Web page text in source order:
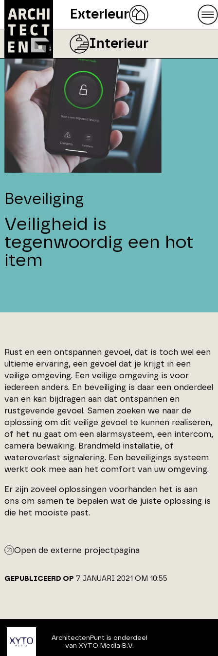
Exterieur
Interieur
Beveiliging
Veiligheid is
tegenwoordig een hot
item
Rust en een ontspannen gevoel, dat is toch wel een
ultieme ervaring, een gevoel dat je krijgt in een
veilige omgeving. Een veilige omgeving is voor
iedereen anders. En beveiliging is daar een onderdeel
van en kan bijdragen aan dat ontspannen en
rustgevende gevoel. Samen zoeken we naar de
oplossing om dit veilige gevoel te kunnen realiseren,
of het nu gaat om een alarmsysteem, een intercom,
camera bewaking. Brandmeld installatie, of
wateroverlast signalering. Een beveiligings systeem
werkt ook mee aan het comfort van uw omgeving.
Er zijn zoveel oplossingen voorhanden het is aan
ons om samen te bepalen wat de juiste oplossing is
die het mooiste past.
Open de externe projectpagina
GEPUBLICEERD OP 7 JANUARI 2021 OM 10:55
ArchitectenPunt is onderdeel
van XYTO Media B.V.